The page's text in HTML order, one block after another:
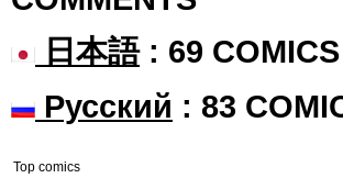
日本語: 69
Русский : 83
Top comics